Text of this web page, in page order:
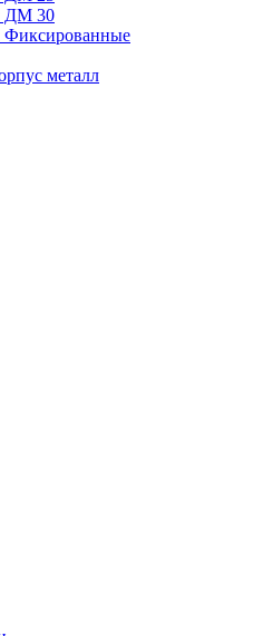
ДМ 30
Фиксированные
металл